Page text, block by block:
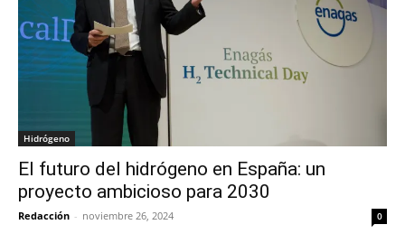
Hidrógeno
El futuro del hidrógeno en España: un
proyecto ambicioso para 2030
Redacción - noviembre 26, 2024 0